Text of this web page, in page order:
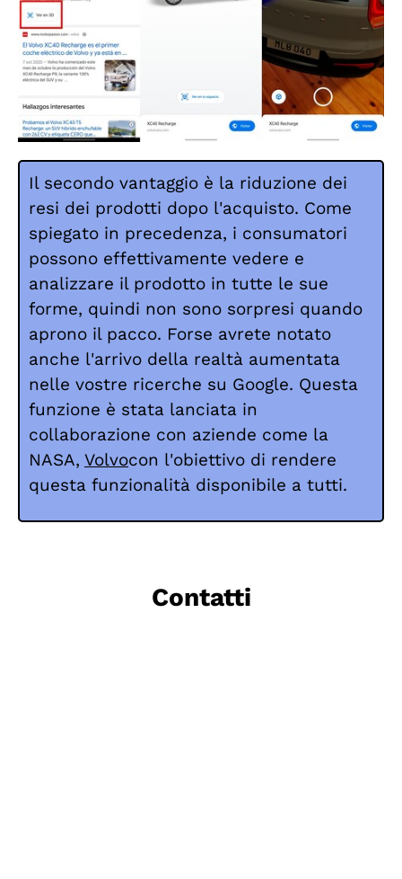
Il secondo vantaggio è la riduzione dei
resi dei prodotti dopo l'acquisto. Come
spiegato in precedenza, i consumatori
possono effettivamente vedere e
analizzare il prodotto in tutte le sue
forme, quindi non sono sorpresi quando
aprono il pacco. Forse avrete notato
anche l'arrivo della realtà aumentata
nelle vostre ricerche su Google. Questa
funzione è stata lanciata in
collaborazione con aziende come la
NASA, Volvocon l'obiettivo di rendere
questa funzionalità disponibile a tutti.
Contatti